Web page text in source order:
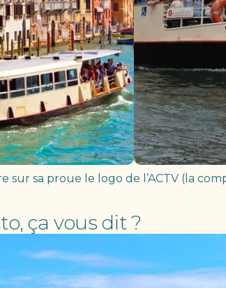
sa proue le logo de l’ACTV (la
ça vous dit ?